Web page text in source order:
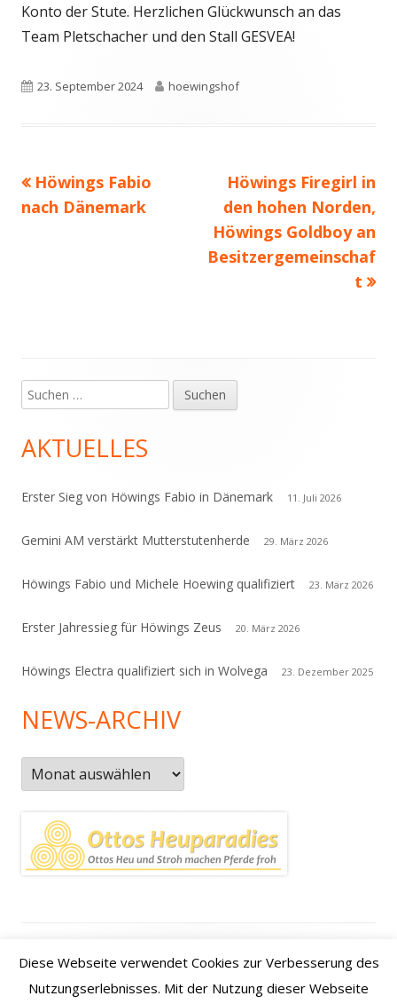
Konto der Stute. Herzlichen Glückwunsch an das
Team Pletschacher und den Stall GESVEA!
Veröffentlicht
23. September 2024 Autor
hoewingshof
Beitragsnavigation
Vorheriger
Beitrag:
Höwings Fabio
nach Dänemark
Nächster
Beitrag
Höwings Firegirl in
den hohen Norden,
Höwings Goldboy an
Besitzergemeinschaf
t
Haupt-
Seitenleiste
Suchen
nach:
AKTUELLES
Erster Sieg von Höwings Fabio in Dänemark 11. Juli 2026
Gemini AM verstärkt Mutterstutenherde 29. März 2026
Höwings Fabio und Michele Hoewing qualifiziert 23. März 2026
Erster Jahressieg für Höwings Zeus 20. März 2026
Höwings Electra qualifiziert sich in Wolvega 23. Dezember 2025
NEWS-ARCHIV
News-
Archiv
Inhalt
Datenschutzerklärung Kontakt | Impressum
Anfahrt /
Diese Webseite verwendet Cookies zur Verbesserung des
Nutzungserlebnisses. Mit der Nutzung dieser Webseite